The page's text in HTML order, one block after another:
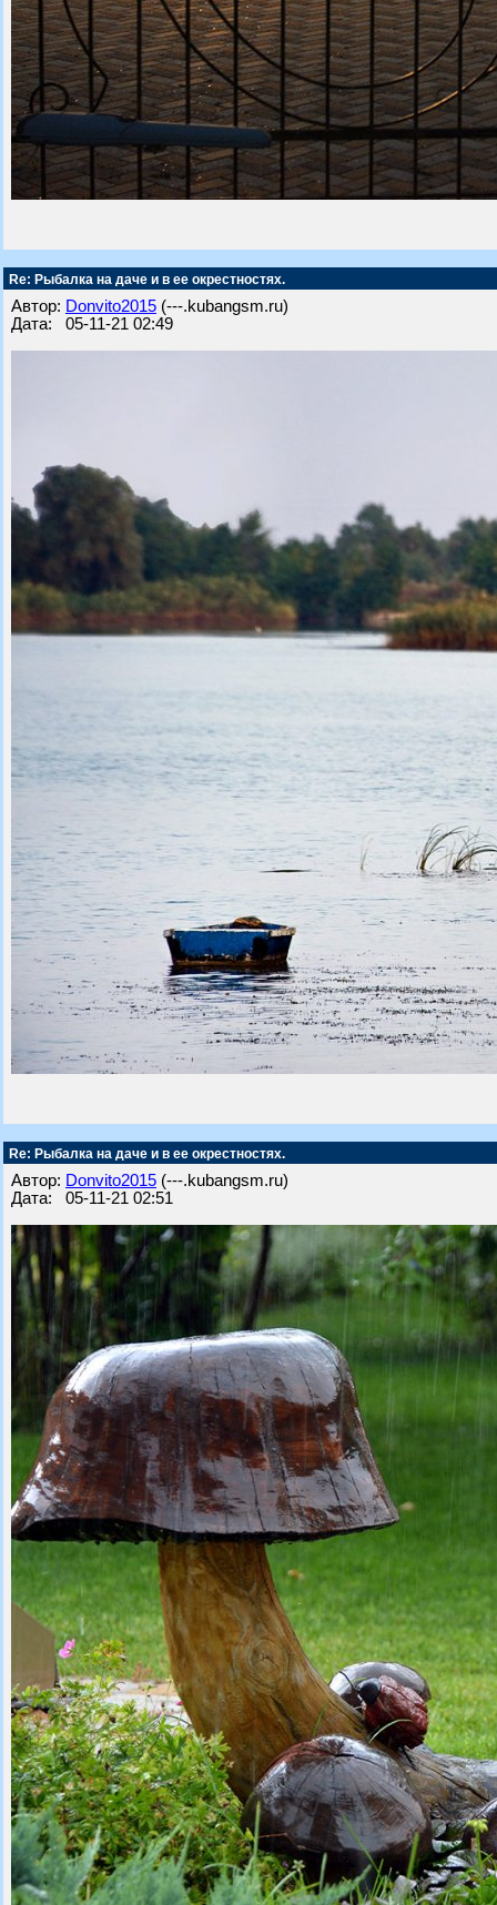
Re: Рыбалка на даче и в ее окрестностях.
Автор: Donvito2015 (---.kubangsm.ru)
Дата: 05-11-21 02:49
Re: Рыбалка на даче и в ее окрестностях.
Автор: Donvito2015 (---.kubangsm.ru)
Дата: 05-11-21 02:51